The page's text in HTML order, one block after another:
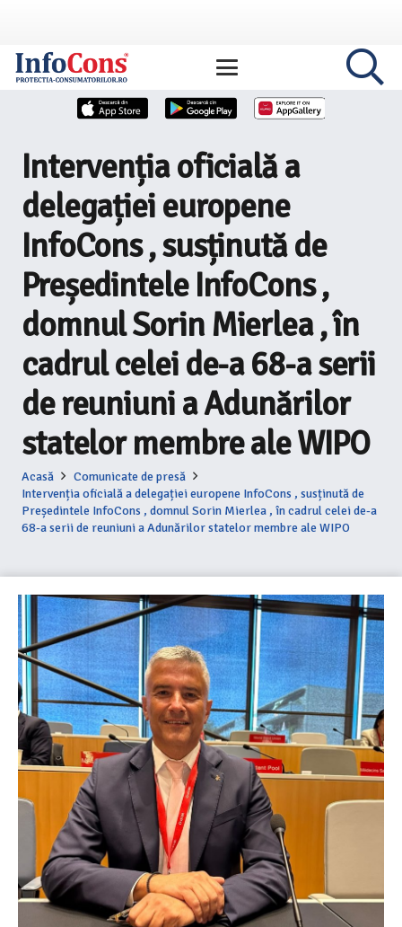
Intervenția oficială a
delegației europene
InfoCons , susținută de
Președintele InfoCons ,
domnul Sorin Mierlea , în
cadrul celei de-a 68-a serii
de reuniuni a Adunărilor
statelor membre ale WIPO
Acasă
Comunicate de presă
Intervenția oficială a delegației europene InfoCons , susținută de
Președintele InfoCons , domnul Sorin Mierlea , în cadrul celei de-a
68-a serii de reuniuni a Adunărilor statelor membre ale WIPO